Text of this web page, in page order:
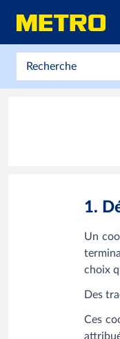
1.
Un
choix
Des
Ces